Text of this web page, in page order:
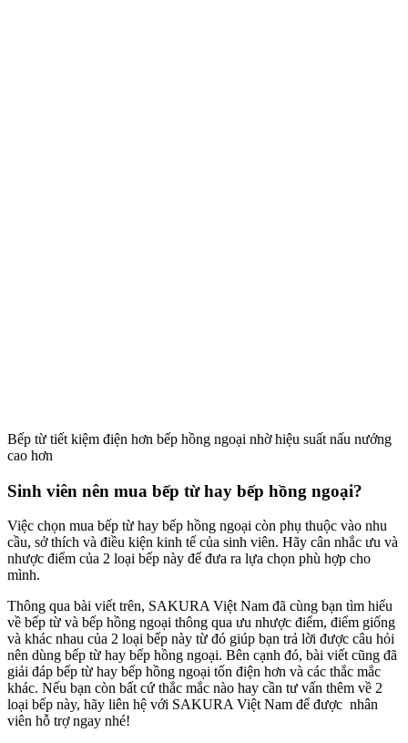
Bếp từ tiết kiệm điện hơn bếp hồng ngoại nhờ hiệu suất nấu nướng
cao hơn
Sinh viên nên mua bếp từ hay bếp hồng ngoại?
Việc chọn mua bếp từ hay bếp hồng ngoại còn phụ thuộc vào nhu
cầu, sở thích và điều kiện kinh tế của sinh viên. Hãy cân nhắc ưu và
nhược điểm của 2 loại bếp này để đưa ra lựa chọn phù hợp cho
mình.
Thông qua bài viết trên, SAKURA Việt Nam đã cùng bạn tìm hiểu
về bếp từ và bếp hồng ngoại thông qua ưu nhược điểm, điểm giống
và khác nhau của 2 loại bếp này từ đó giúp bạn trả lời được câu hỏi
nên dùng bếp từ hay bếp hồng ngoại. Bên cạnh đó, bài viết cũng đã
giải đáp bếp từ hay bếp hồng ngoại tốn điện hơn và các thắc mắc
khác. Nếu bạn còn bất cứ thắc mắc nào hay cần tư vấn thêm về 2
loại bếp này, hãy liên hệ với SAKURA Việt Nam để được nhân
viên hỗ trợ ngay nhé!